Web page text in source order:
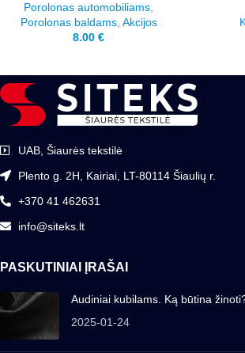
Porolonas automobiliams,
Porolonas baldams, Akcijos
8.00 €
UAB, Šiaurės tekstilė
Plento g. 2H, Kairiai, LT-80114 Šiaulių r.
+370 41 462631
info@siteks.lt
PASKUTINIAI ĮRAŠAI
Audiniai kubilams. Ką būtina
2025-01-24